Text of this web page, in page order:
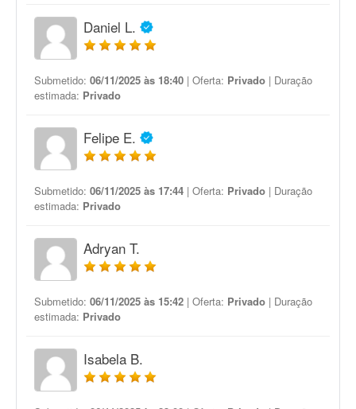
Daniel L.
Submetido: 06/11/2025 às 18:40 | Oferta: Privado | Duração
estimada: Privado
Felipe E.
Submetido: 06/11/2025 às 17:44 | Oferta: Privado | Duração
estimada: Privado
Adryan T.
Submetido: 06/11/2025 às 15:42 | Oferta: Privado | Duração
estimada: Privado
Isabela B.